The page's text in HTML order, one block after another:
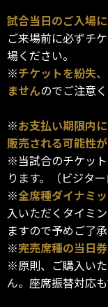
試合当日のご入場
ご来場前に必ずチ
場ください。
※チケットを紛失
ませんのでご注意く
※お支払い期限内
販売される可能性
※当試合のチケット
ります。（ビジター
※全席種ダイナミ
入いただくタイミ
ますので予めご了承
※完売席種の当日
※原則、ご購入い
ん。座席振替対応